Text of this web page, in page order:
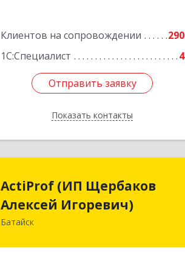
Клиентов на сопровождении
290
1С:Специалист
4
Отправить заявку
Показать контакты
Отправить заявку
Назад
ActiProf (ИП Щербаков
Алексей Игоревич)
Батайск
ActiProf (ИП Щербаков
Алексей Игоревич)
346885, Ростовская обл, Батайск г,